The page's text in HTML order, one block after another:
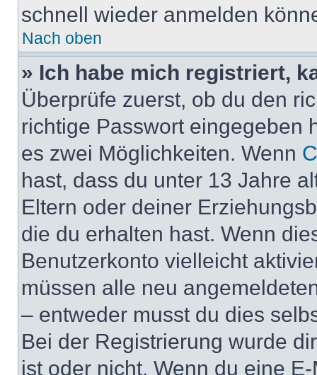
schnell wieder anmelden
Nach oben
» Ich habe mich registriert,
Überprüfe zuerst, ob du den
richtige Passwort eingegeben
es zwei Möglichkeiten. Wenn
hast, dass du unter 13 Jahre
Eltern oder deiner
die du erhalten hast. Wenn
Benutzerkonto vielleicht
müssen alle neu
– entweder musst du dies
Bei der Registrierung wurde
ist oder nicht. Wenn du eine